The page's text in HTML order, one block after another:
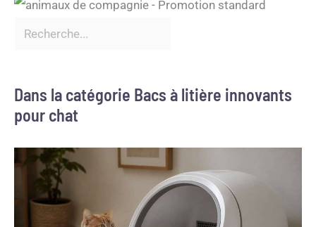
Dans la catégorie Bacs à litière innovants
pour chat